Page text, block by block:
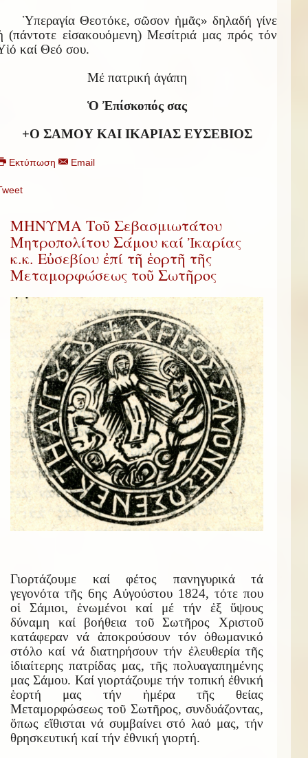
Ὑπεραγία Θεοτόκε, σῶσον ἡμᾶς» δηλαδή γίνε
(πάντοτε εἰσακουόμενη) Μεσίτριά μας πρός τόν
καί Θεό σου.
Μέ πατρική ἀγάπη
Ὁ Ἐπίσκοπός σας
+Ο ΣΑΜΟΥ ΚΑΙ ΙΚΑΡΙΑΣ ΕΥΣΕΒΙΟΣ
Εκτύπωση Email
ΜΗΝΥΜΑ Τοῦ Σεβασμιωτάτου
Μητροπολίτου Σάμου καί Ἰκαρίας
κ.κ. Εὐσεβίου ἐπί τῆ ἑορτῆ τῆς
Μεταμορφώσεως τοῦ Σωτῆρος
Γιορτάζουμε καί φέτος πανηγυρικά τά
γεγονότα τῆς 6ης Αὐγούστου 1824, τότε που
οἱ Σάμιοι, ἑνωμένοι καί μέ τήν ἐξ ὕψους
δύναμη καί βοήθεια τοῦ Σωτῆρος Χριστοῦ
κατάφεραν νά ἀποκρούσουν τόν ὀθωμανικό
στόλο καί νά διατηρήσουν τήν ἐλευθερία τῆς
ἰδιαίτερης πατρίδας μας, τῆς πολυαγαπημένης
μας Σάμου. Καί γιορτάζουμε τήν τοπική ἐθνική
ἑορτή μας τήν ἡμέρα τῆς θείας
Μεταμορφώσεως τοῦ Σωτῆρος, συνδυάζοντας,
ὅπως εἴθισται νά συμβαίνει στό λαό μας, τήν
θρησκευτική καί τήν ἐθνική γιορτή.